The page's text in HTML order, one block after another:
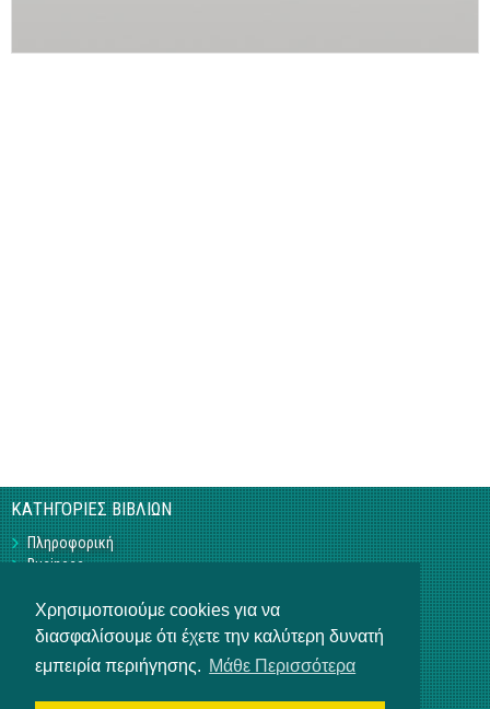
Χρησιμοποιούμε cookies για να
διασφαλίσουμε ότι έχετε την καλύτερη δυνατή
εμπειρία περιήγησης. Μάθε Περισσότερα
ΚΑΤΗΓΟΡΙΕΣ ΒΙΒΛΙΩΝ
Πληροφορική
Business
Γεωπονικά
Υπό Έκδοση
Η ΕΤΑΙΡΕΙΑ